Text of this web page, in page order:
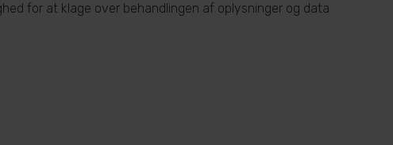
for at klage over behandlingen af oplysninger og data